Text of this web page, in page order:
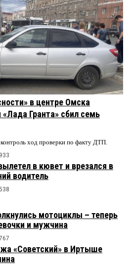
в центре Омска
Гранта» сбил семь
ход проверки по факту ДТП.
933
в кювет и врезался в
водитель
мотоциклы – теперь
и мужчина
«Советский» в Иртыше